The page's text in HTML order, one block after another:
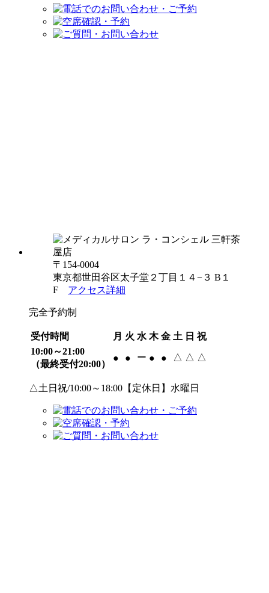
〒154-0004
東京都世田谷区太子堂２丁目１４−３ B１
F アクセス詳細
完全予約制
受付時間 月 火 水 木 金 土 日 祝
10:00～21:00
（最終受付20:00）
● ● ー ● ● △ △ △
△土日祝/10:00～18:00【定休日】水曜日